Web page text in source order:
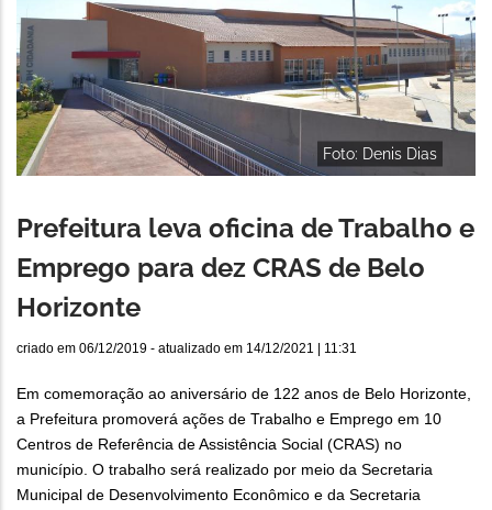
Foto: Denis Dias
Prefeitura leva oficina de Trabalho e
Emprego para dez CRAS de Belo
Horizonte
criado em 06/12/2019 - atualizado em 14/12/2021 | 11:31
Em comemoração ao aniversário de 122 anos de Belo Horizonte,
a Prefeitura promoverá ações de Trabalho e Emprego em 10
Centros de Referência de Assistência Social (CRAS) no
município. O trabalho será realizado por meio da Secretaria
Municipal de Desenvolvimento Econômico e da Secretaria